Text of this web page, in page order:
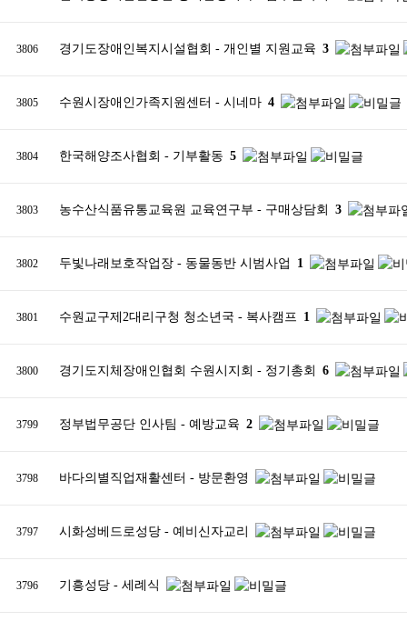
3806 경기도장애인복지시설협회 - 개인별 지원교육 3
3805 수원시장애인가족지원센터 - 시네마 4
3804 한국해양조사협회 - 기부활동 5
3803 농수산식품유통교육원 교육연구부 - 구매상담회 3
3802 두빛나래보호작업장 - 동물동반 시범사업 1
3801 수원교구제2대리구청 청소년국 - 복사캠프 1
3800 경기도지체장애인협회 수원시지회 - 정기총회 6
3799 정부법무공단 인사팀 - 예방교육 2
3798 바다의별직업재활센터 - 방문환영
3797 시화성베드로성당 - 예비신자교리
3796 기흥성당 - 세례식